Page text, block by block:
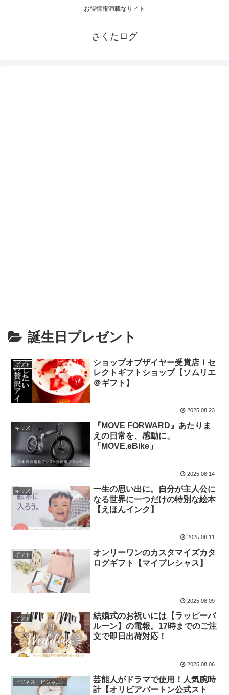
お得情報満載なサイト
さくたログ
誕生日プレゼント
ギフト
ショップオブザイヤー受賞店！セ
レクトギフトショップ【ソムリエ
＠ギフト】
2025.08.23
キッズ
『MOVE FORWARD』あたりま
えの日常を、感動に。
「MOVE.eBike」
2025.08.14
キッズ
一生の思い出に。自分が主人公に
なる世界に一つだけの特別な絵本
【えほんインク】
2025.08.11
ギフト
オンリーワンのカスタマイズカタ
ログギフト【マイプレシャス】
2025.08.09
ギフト
結婚式のお祝いには【ラッピーバ
ルーン】の電報。17時までのご注
文で即日出荷対応！
2025.08.06
ビジネス・ビジネスアイテム
芸能人がドラマで使用！人気腕時
計【オリビアバートン公式スト